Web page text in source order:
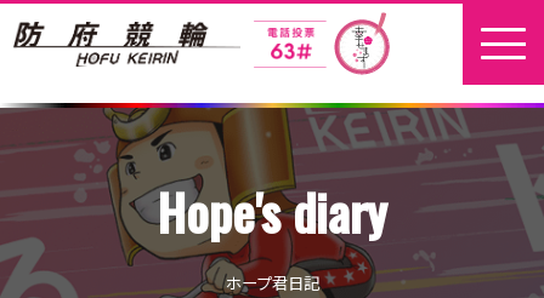
ホーム
新着情報
地元選手
Hope's diary
ホープ君日記